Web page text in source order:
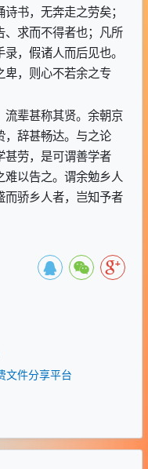
书，无奔走之劳矣；
求而不得者也；凡所
，假诸人而后见也。
，则心不若余之专
辈甚称其贤。余朝京
，辞甚畅达。与之论
劳，是可谓善学者
以告之。谓余勉乡人
骄乡人者，岂知予者
文件分享平台